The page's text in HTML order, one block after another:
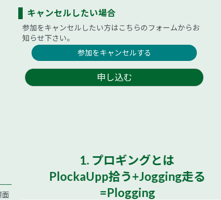
キャンセルしたい場合
参加をキャンセルしたい方はこちらのフォームからお
知らせ下さい。
参加をキャンセルする
申し込む
1. プロギングとは
PlockaUpp拾う+Jogging走る
=Plogging